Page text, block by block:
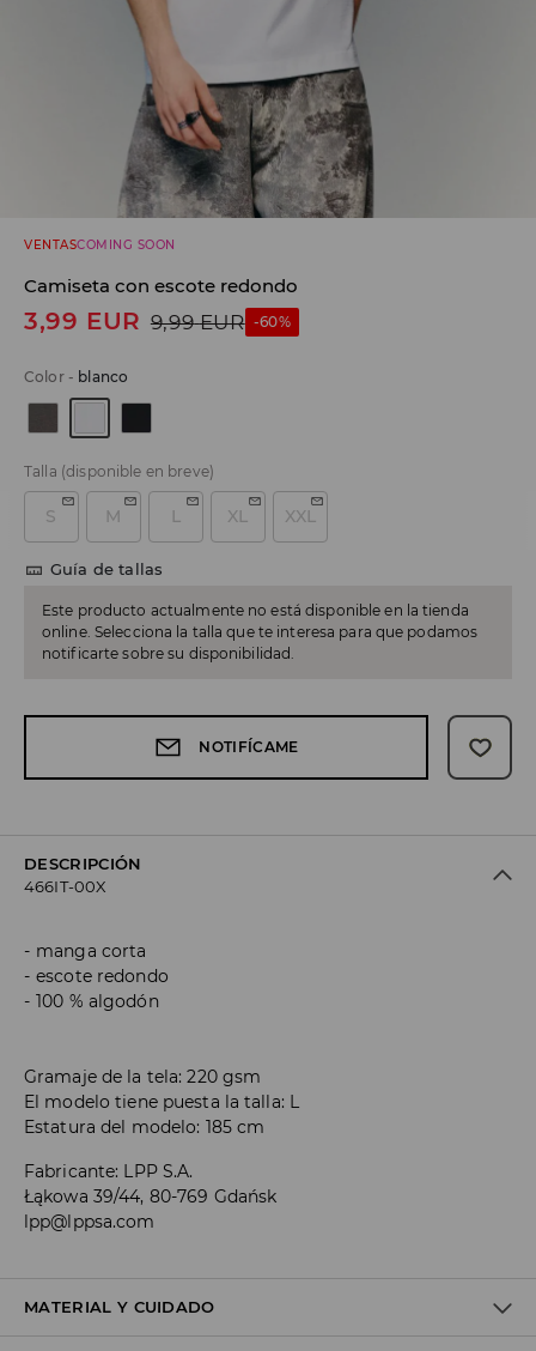
VENTASCOMING SOON
Camiseta con escote redondo
3,99 EUR 9,99 EUR -60%
Color- blanco
Talla (disponible en breve)
S M L XL XXL
Guía de tallas
Este producto actualmente no está disponible en la tienda
online. Selecciona la talla que te interesa para que podamos
notificarte sobre su disponibilidad.
NOTIFÍCAME
DESCRIPCIÓN
466IT-00X
manga corta
escote redondo
100 % algodón
Gramaje de la tela: 220 gsm
El modelo tiene puesta la talla: L
Estatura del modelo: 185 cm
Fabricante: LPP S.A.
Łąkowa 39/44, 80-769 Gdańsk
lpp@lppsa.com
MATERIAL Y CUIDADO